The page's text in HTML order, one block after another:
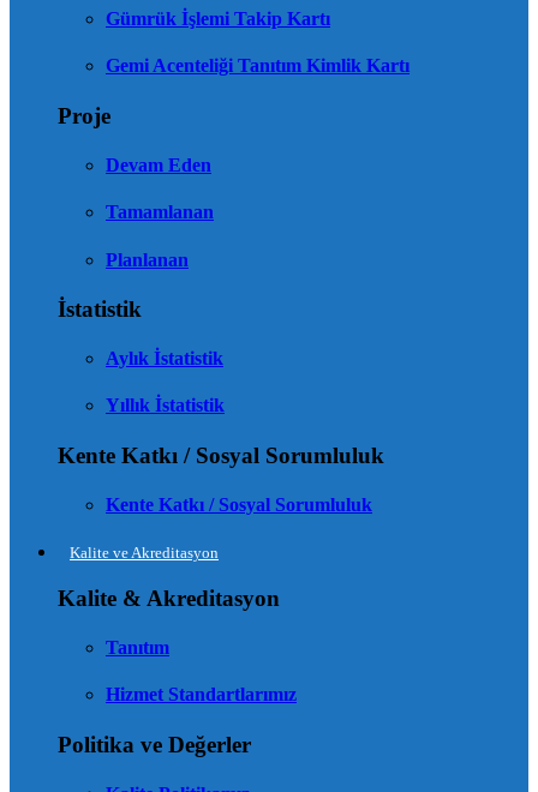
Gümrük İşlemi Takip Kartı
Gemi Acenteliği Tanıtım Kimlik Kartı
Proje
Devam Eden
Tamamlanan
Planlanan
İstatistik
Aylık İstatistik
Yıllık İstatistik
Kente Katkı / Sosyal Sorumluluk
Kente Katkı / Sosyal Sorumluluk
Kalite ve Akreditasyon
Kalite & Akreditasyon
Tanıtım
Hizmet Standartlarımız
Politika ve Değerler